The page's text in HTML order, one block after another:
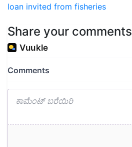
loan invited from fisheries
Share your comments